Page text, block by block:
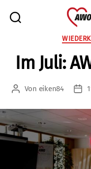
Im Juli:
Beitragsautor
Von eiken84